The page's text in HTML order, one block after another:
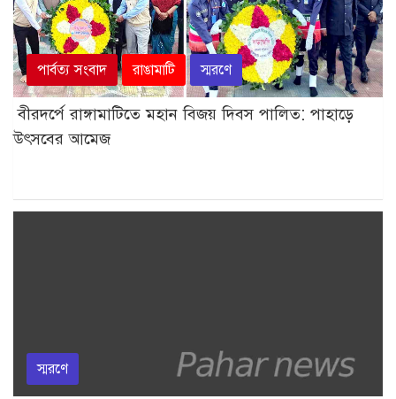
পার্বত্য সংবাদ রাঙামাটি স্মরণে
বীরদর্পে রাঙ্গামাটিতে মহান বিজয় দিবস পালিত: পাহাড়ে
উৎসবের আমেজ
স্মরণে